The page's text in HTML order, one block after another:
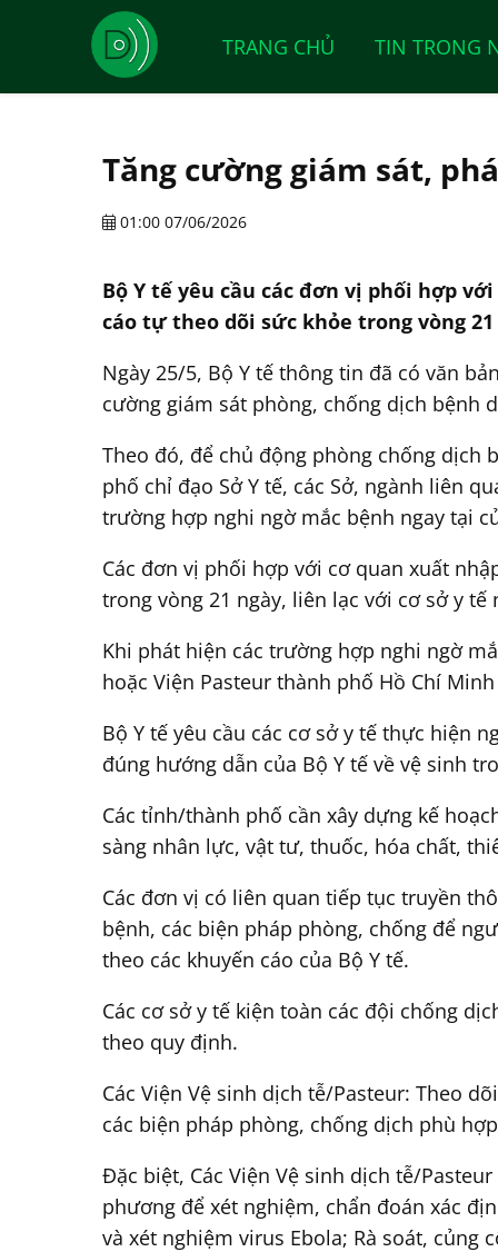
TRANG CHỦ TIN TRONG
Tăng cường giám sát,
01:00 07/06/2026
Bộ Y tế yêu cầu các đơn vị phối hợp
cáo tự theo dõi sức khỏe trong vòng 21
Ngày 25/5, Bộ Y tế thông tin đã có văn
cường giám sát phòng, chống dịch bệnh
Theo đó, để chủ động phòng chống dịch
phố chỉ đạo Sở Y tế, các Sở, ngành liên
trường hợp nghi ngờ mắc bệnh ngay tại
Các đơn vị phối hợp với cơ quan xuất
trong vòng 21 ngày, liên lạc với cơ sở y
Khi phát hiện các trường hợp nghi ngờ
hoặc Viện Pasteur thành phố Hồ Chí
Bộ Y tế yêu cầu các cơ sở y tế thực hiện
đúng hướng dẫn của Bộ Y tế về vệ sinh
Các tỉnh/thành phố cần xây dựng kế
sàng nhân lực, vật tư, thuốc, hóa chất,
Các đơn vị có liên quan tiếp tục truyền
bệnh, các biện pháp phòng, chống để
theo các khuyến cáo của Bộ Y tế.
Các cơ sở y tế kiện toàn các đội chống
theo quy định.
Các Viện Vệ sinh dịch tễ/Pasteur: Theo
các biện pháp phòng, chống dịch phù
Đặc biệt, Các Viện Vệ sinh dịch tễ/
phương để xét nghiệm, chẩn đoán xác
và xét nghiệm virus Ebola; Rà soát,